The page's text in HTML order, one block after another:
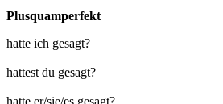
Plusquamperfekt
hatte ich gesagt?
hattest du gesagt?
hatte er/sie/es gesagt?